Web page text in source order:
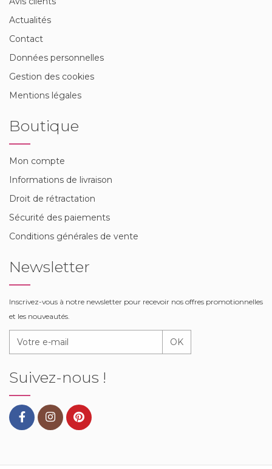
Actualités
Contact
Données personnelles
Gestion des cookies
Mentions légales
Boutique
Mon compte
Informations de livraison
Droit de rétractation
Sécurité des paiements
Conditions générales de vente
Newsletter
Inscrivez-vous à notre newsletter pour recevoir nos offres promotionnelles
et les nouveautés.
OK
Suivez-nous !